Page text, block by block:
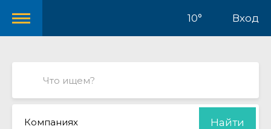
10° Вход
Компаниях Найти